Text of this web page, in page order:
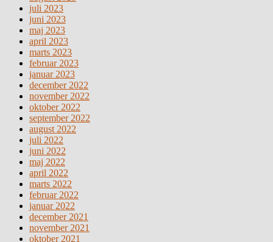
juli 2023
juni 2023
maj 2023
april 2023
marts 2023
februar 2023
januar 2023
december 2022
november 2022
oktober 2022
september 2022
august 2022
juli 2022
juni 2022
maj 2022
april 2022
marts 2022
februar 2022
januar 2022
december 2021
november 2021
oktober 2021